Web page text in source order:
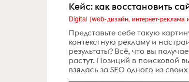
Кейс: как восстановить
Представьте себе такую
контекстную рекламу и
результаты? Всё, что вы
растут. Позиций в поисковой
взялась за SEO одного из